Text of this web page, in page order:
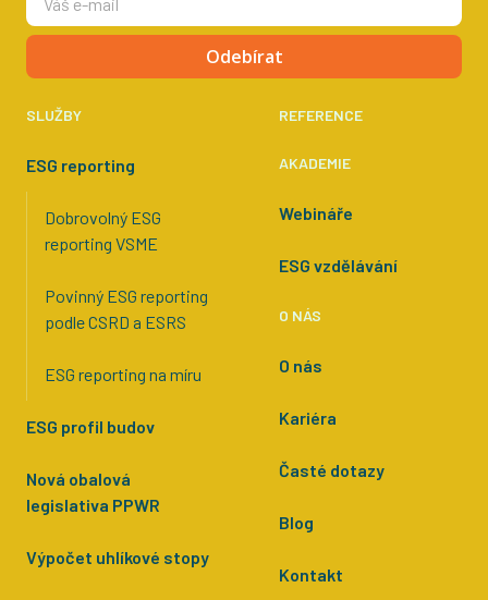
Odebírat
SLUŽBY
ESG reporting
Dobrovolný ESG
reporting VSME
Povinný ESG reporting
podle CSRD a ESRS
ESG reporting na míru
ESG profil budov
Nová obalová
legislativa PPWR
Výpočet uhlíkové stopy
REFERENCE
AKADEMIE
Webináře
ESG vzdělávání
O NÁS
O nás
Kariéra
Časté dotazy
Blog
Kontakt